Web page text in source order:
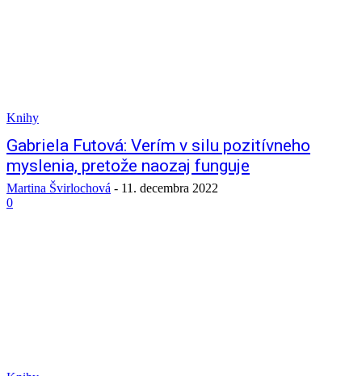
Knihy
Gabriela Futová: Verím v silu pozitívneho
myslenia, pretože naozaj funguje
Martina Švirlochová - 11. decembra 2022
0